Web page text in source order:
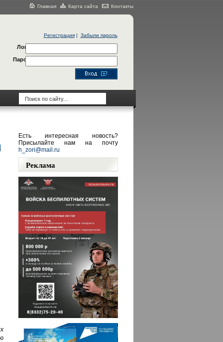
Главная Карта сайта Контакты
Регистрация| Забыли пароль
Логин
Пароль
Есть интересная новость?
Присылайте нам на почту
h_zori@mail.ru
Реклама